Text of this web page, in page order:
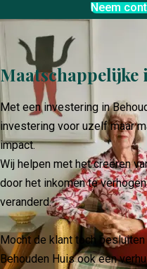
Neem
Maatschappelijke
Met een investering in
investering voor uzelf maar
impact.
Wij helpen met het creëren
door het inkomen te
veranderd.
Mocht de klant toch
Behouden Huis ook een